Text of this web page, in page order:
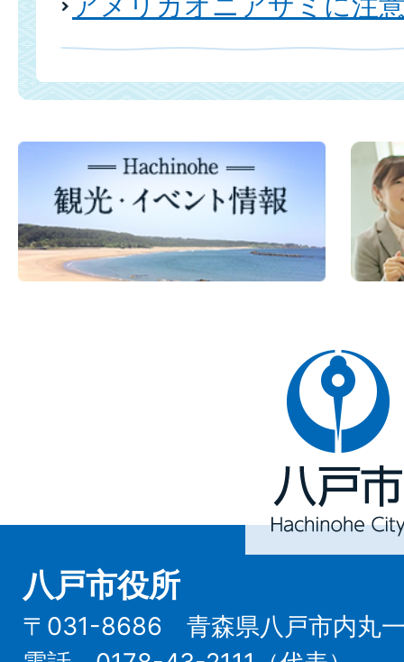
八
戸
市
Hachinohe
City
八戸市役所
〒031-8686 青森県八戸市内丸一